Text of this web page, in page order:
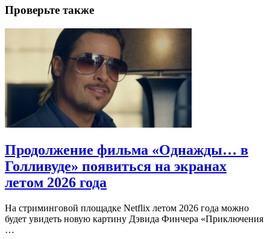
Проверьте также
Продолжение фильма «Однажды… в
Голливуде» появиться на экранах
летом 2026 года
На стриминговой площадке Netflix летом 2026 года можно
будет увидеть новую картину Дэвида Финчера «Приключения
…